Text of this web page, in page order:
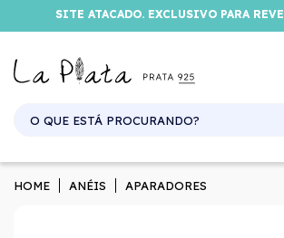
SITE ATACADO. EXCLUSIVO PARA
HOME ANÉIS APARADORES